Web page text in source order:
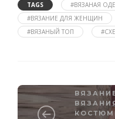
TAGS #ВЯЗАНАЯ
#ВЯЗАНИЕ ДЛЯ ЖЕНЩИН
#ВЯЗАНЫЙ ТОП